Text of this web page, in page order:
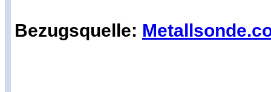
Bezugsquelle: